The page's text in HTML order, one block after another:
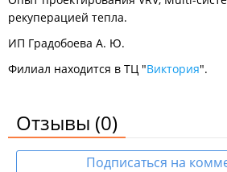
рекуперацией тепла.
ИП Градобоева А. Ю.
Филиал находится в ТЦ "Виктория".
Отзывы (0)
Подписаться на